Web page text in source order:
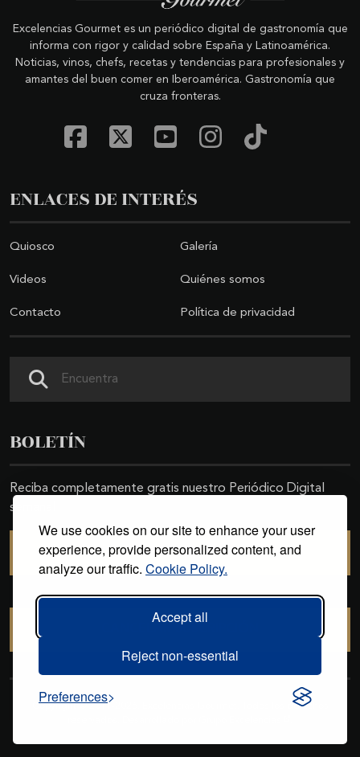
We use cookies on our site to enhance your user
experience, provide personalized content, and
analyze our traffic. Cookie Policy.
Accept all
Reject non-essential
Preferences
Excelencias Gourmet es un periódico digital de gastronomía que
informa con rigor y calidad sobre España y Latinoamérica.
Noticias, vinos, chefs, recetas y tendencias para profesionales y
amantes del buen comer en Iberoamérica. Gastronomía que
cruza fronteras.
ENLACES DE INTERÉS
Quiosco Galería
Videos Quiénes somos
Contacto Política de privacidad
BOLETÍN
Reciba completamente gratis nuestro Periódico Digital
semanal
SUSCRIBIRSE
Copyright © 2011-2026. Excelencias Gourmet. Todos los derechos